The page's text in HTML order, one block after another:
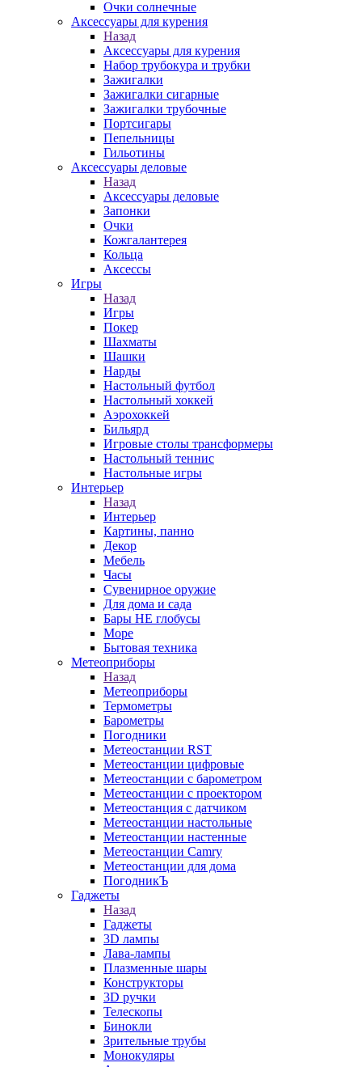
Очки солнечные
Аксессуары для курения
Назад
Аксессуары для курения
Набор трубокура и трубки
Зажигалки
Зажигалки сигарные
Зажигалки трубочные
Портсигары
Пепельницы
Гильотины
Аксессуары деловые
Назад
Аксессуары деловые
Запонки
Очки
Кожгалантерея
Кольца
Аксессы
Игры
Назад
Игры
Покер
Шахматы
Шашки
Нарды
Настольный футбол
Настольный хоккей
Аэрохоккей
Бильярд
Игровые столы трансформеры
Настольный теннис
Настольные игры
Интерьер
Назад
Интерьер
Картины, панно
Декор
Мебель
Часы
Сувенирное оружие
Для дома и сада
Бары НЕ глобусы
Море
Бытовая техника
Метеоприборы
Назад
Метеоприборы
Термометры
Барометры
Погодники
Метеостанции RST
Метеостанции цифровые
Метеостанции с барометром
Метеостанции с проектором
Метеостанция с датчиком
Метеостанции настольные
Метеостанции настенные
Метеостанции Camry
Метеостанции для дома
ПогодникЪ
Гаджеты
Назад
Гаджеты
3D лампы
Лава-лампы
Плазменные шары
Конструкторы
3D ручки
Телескопы
Бинокли
Зрительные трубы
Монокуляры